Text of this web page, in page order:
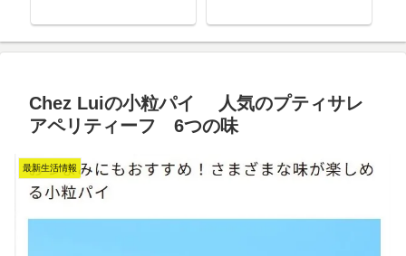
Chez Luiの小粒パイ 人気のプティサレ
アペリティーフ 6つの味
最新生活情報